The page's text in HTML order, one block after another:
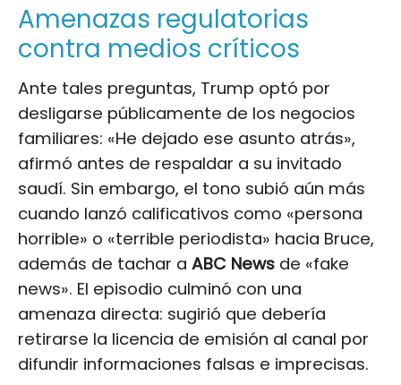
Amenazas regulatorias
contra medios críticos
Ante tales preguntas, Trump optó por
desligarse públicamente de los negocios
familiares: «He dejado ese asunto atrás»,
afirmó antes de respaldar a su invitado
saudí. Sin embargo, el tono subió aún más
cuando lanzó calificativos como «persona
horrible» o «terrible periodista» hacia Bruce,
además de tachar a ABC News de «fake
news». El episodio culminó con una
amenaza directa: sugirió que debería
retirarse la licencia de emisión al canal por
difundir informaciones falsas e imprecisas.